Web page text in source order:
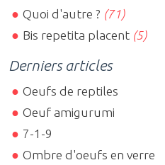
Quoi d'autre ? (71)
Bis repetita placent (5)
Derniers articles
Oeufs de reptiles
Oeuf amigurumi
7-1-9
Ombre d'oeufs en verre